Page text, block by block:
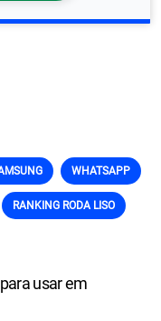
WHATSAPP
RANKING RODA LISO
usar em